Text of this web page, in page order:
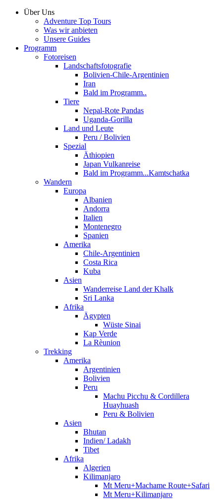
Über Uns
Adventure Top Tours
Was wir anbieten
Unsere Guides
Programm
Fotoreisen
Landschaftsfotografie
Bolivien-Chile-Argentinien
Iran
Bald im Programm..
Tiere
Nepal-Rote Pandas
Uganda-Gorilla
Land und Leute
Peru / Bolivien
Spezial
Äthiopien
Japan Vulkanreise
Bald im Programm...Kamtschatka
Wandern
Europa
Albanien
Andorra
Italien
Montenegro
Spanien
Amerika
Chile-Argentinien
Costa Rica
Kuba
Asien
Wanderreise Land der Khalk
Sri Lanka
Afrika
Ägypten
Wüste Sinai
Kap Verde
La Rèunion
Trekking
Amerika
Argentinien
Bolivien
Peru
Machu Picchu & Cordillera
Huayhuash
Peru & Bolivien
Asien
Bhutan
Indien/ Ladakh
Tibet
Afrika
Algerien
Kilimanjaro
Mt Meru+Machame Route+Safari
Mt Meru+Kilimanjaro